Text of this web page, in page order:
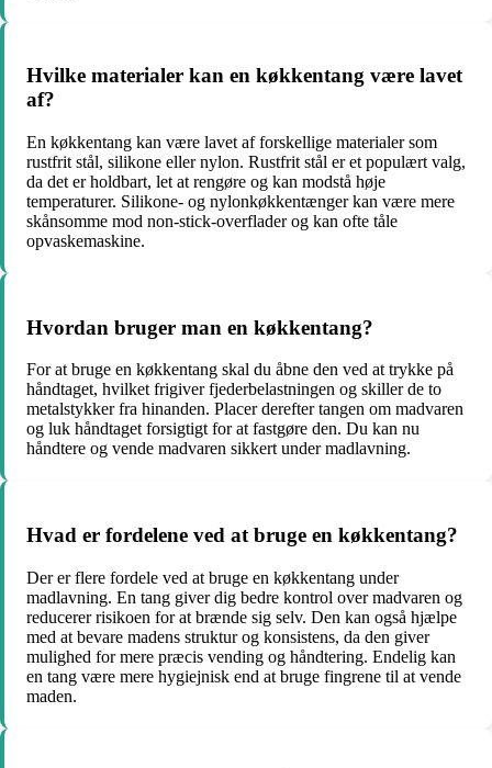
Hvilke materialer kan en køkkentang være lavet
af?
En køkkentang kan være lavet af forskellige materialer som
rustfrit stål, silikone eller nylon. Rustfrit stål er et populært valg,
da det er holdbart, let at rengøre og kan modstå høje
temperaturer. Silikone- og nylonkøkkentænger kan være mere
skånsomme mod non-stick-overflader og kan ofte tåle
opvaskemaskine.
Hvordan bruger man en køkkentang?
For at bruge en køkkentang skal du åbne den ved at trykke på
håndtaget, hvilket frigiver fjederbelastningen og skiller de to
metalstykker fra hinanden. Placer derefter tangen om madvaren
og luk håndtaget forsigtigt for at fastgøre den. Du kan nu
håndtere og vende madvaren sikkert under madlavning.
Hvad er fordelene ved at bruge en køkkentang?
Der er flere fordele ved at bruge en køkkentang under
madlavning. En tang giver dig bedre kontrol over madvaren og
reducerer risikoen for at brænde sig selv. Den kan også hjælpe
med at bevare madens struktur og konsistens, da den giver
mulighed for mere præcis vending og håndtering. Endelig kan
en tang være mere hygiejnisk end at bruge fingrene til at vende
maden.